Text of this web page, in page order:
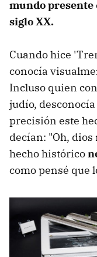
mundo presente
siglo XX.
Cuando hice
conocía
Incluso quien
judío,
precisión este
decían: "Oh, dios
hecho histórico
como pensé que